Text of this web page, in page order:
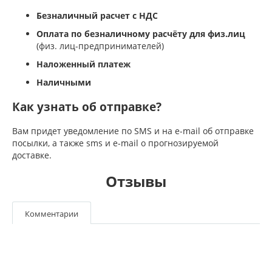
Безналичный расчет с НДС
Оплата по безналичному расчёту для физ.лиц
(физ. лиц-предпринимателей)
Наложенный платеж
Наличными
Как узнать об отправке?
Вам придет уведомление по SMS и на e-mail об отправке
посылки, а также sms и e-mail о прогнозируемой
доставке.
Отзывы
Комментарии